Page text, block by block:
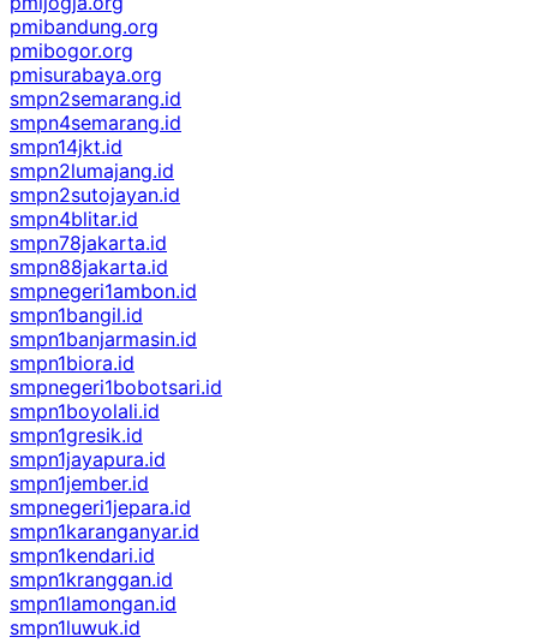
pmibandung.org
pmibogor.org
pmisurabaya.org
smpn2semarang.id
smpn4semarang.id
smpn14jkt.id
smpn2lumajang.id
smpn2sutojayan.id
smpn4blitar.id
smpn78jakarta.id
smpn88jakarta.id
smpnegeri1ambon.id
smpn1bangil.id
smpn1banjarmasin.id
smpn1biora.id
smpnegeri1bobotsari.id
smpn1boyolali.id
smpn1gresik.id
smpn1jayapura.id
smpn1jember.id
smpnegeri1jepara.id
smpn1karanganyar.id
smpn1kendari.id
smpn1kranggan.id
smpn1lamongan.id
smpn1luwuk.id